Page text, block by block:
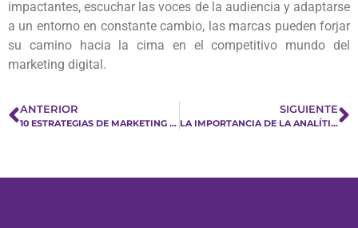
impactantes, escuchar las voces de la audiencia y adaptarse
a un entorno en constante cambio, las marcas pueden forjar
su camino hacia la cima en el competitivo mundo del
marketing digital.
ANTERIOR
10 ESTRATEGIAS DE MARKETING DIGITAL PARA RESTAURANTES QUE IMPULSARÁN TUS VENTAS
SIGUIENTE
LA IMPORTANCIA DE LA ANALÍTICA WEB EN EL MARKETING DIGITAL.